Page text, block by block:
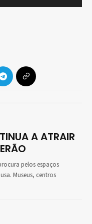
A ATRAIR
pelos espaços
Museus, centros